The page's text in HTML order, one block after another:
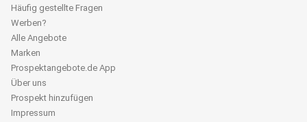
Häufig gestellte Fragen
Werben?
Alle Angebote
Marken
Prospektangebote.de App
Über uns
Prospekt hinzufügen
Impressum